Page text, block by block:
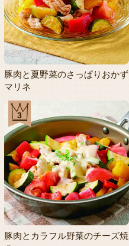
豚肉と夏野菜のさっぱりおかず
マリネ
3
豚肉とカラフル野菜のチーズ焼